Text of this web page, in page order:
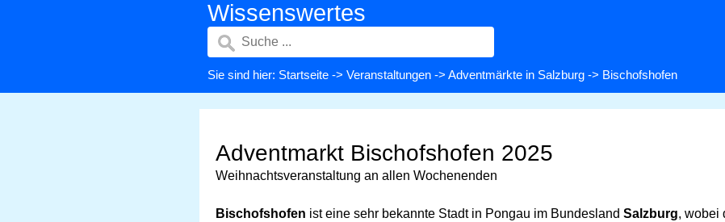
Wissenswertes
Sie sind hier: Startseite -> Veranstaltungen -> Adventmärkte in Salzburg -> Bischofshofen
Adventmarkt Bischofshofen 2025
Weihnachtsveranstaltung an allen Wochenenden
Bischofshofen ist eine sehr bekannte Stadt in Pongau im Bundesland Salzburg, wobei